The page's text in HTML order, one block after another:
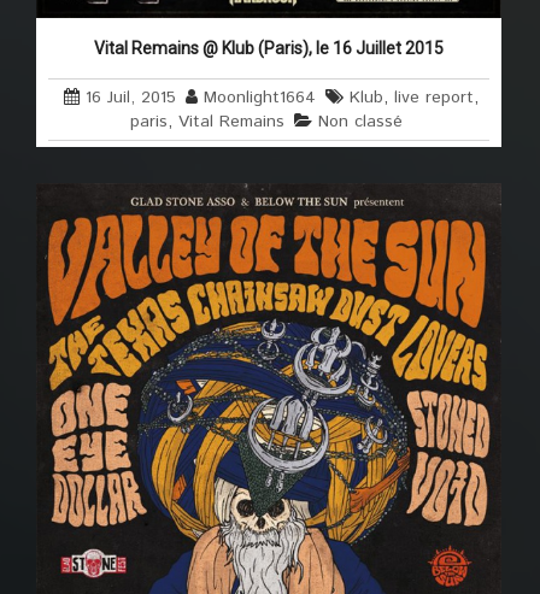
Vital Remains @ Klub (Paris), le 16 Juillet 2015
16 Juil, 2015 Moonlight1664 Klub,live report,
paris,Vital Remains Non classé